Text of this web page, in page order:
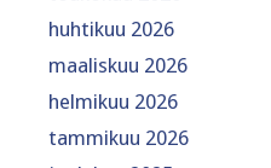
huhtikuu 2026
maaliskuu 2026
helmikuu 2026
tammikuu 2026